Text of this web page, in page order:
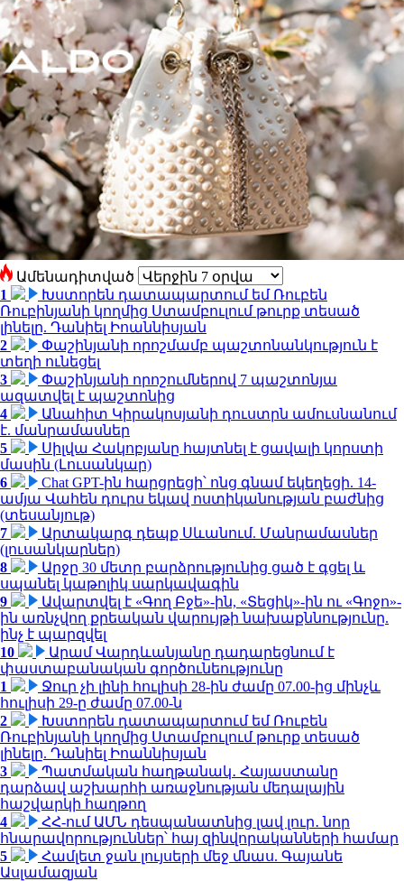
Ամենադիտված
1
Խստորեն դատապարտում եմ Ռուբեն
Ռուբինյանի կողմից Ստամբուլում թուրք տեսած
լինելը. Դանիել Իոաննիսյան
2
Փաշինյանի որոշմամբ պաշտոնանկություն է
տեղի ունեցել
3
Փաշինյանի որոշումներով 7 պաշտոնյա
ազատվել է պաշտոնից
4
Անահիտ Կիրակոսյանի դուստրն ամուսնանում
է. մանրամասներ
5
Սիլվա Հակոբյանը հայտնել է ցավալի կորստի
մասին (Լուսանկար)
6
Chat GPT-ին հարցրեցի՝ ոնց գնամ եկեղեցի. 14-
ամյա Վահեն դուրս եկավ ոստիկանության բաժնից
(տեսանյութ)
7
Արտակարգ դեպք Սևանում. Մանրամասներ
(լուսանկարներ)
8
Արջը 30 մետր բարձրությունից ցած է գցել և
սպանել կաթոլիկ սարկավագին
9
Ավարտվել է «Գող Բջե»-ին, «Տեցիկ»-ին ու «Գոջո»-
ին առնչվող քրեական վարույթի նախաքննությունը.
ինչ է պարզվել
10
Արամ Վարդևանյանը դադարեցնում է
փաստաբանական գործունեությունը
1
Ջուր չի լինի հուլիսի 28-ին ժամը 07.00-ից մինչև
հուլիսի 29-ը ժամը 07.00-ն
2
Խստորեն դատապարտում եմ Ռուբեն
Ռուբինյանի կողմից Ստամբուլում թուրք տեսած
լինելը. Դանիել Իոաննիսյան
3
Պատմական հաղթանակ․ Հայաստանը
դարձավ աշխարհի առաջնության մեդալային
հաշվարկի հաղթող
4
ՀՀ-ում ԱՄՆ դեսպանատնից լավ լուր․ նոր
հնարավորություններ՝ հայ զինվորականների համար
5
Համլետ ջան լույսերի մեջ մնաս. Գայանե
Ասլամազյան